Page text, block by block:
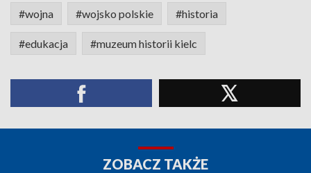
#wojna #wojsko polskie #historia
#edukacja #muzeum historii kielc
ZOBACZ TAKŻE